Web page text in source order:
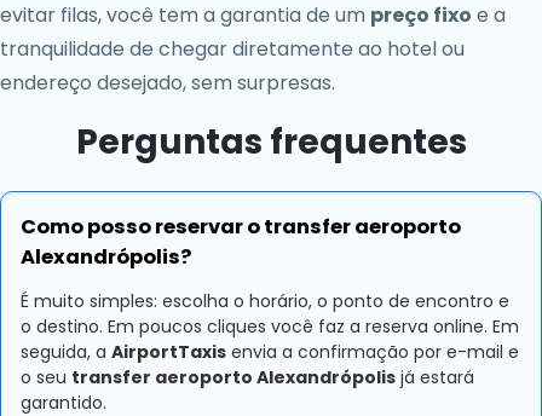
evitar filas, você tem a garantia de um preço fixo e a
tranquilidade de chegar diretamente ao hotel ou
endereço desejado, sem surpresas.
Perguntas frequentes
Como posso reservar o transfer aeroporto
Alexandrópolis?
É muito simples: escolha o horário, o ponto de encontro e
o destino. Em poucos cliques você faz a reserva online. Em
seguida, a AirportTaxis envia a confirmação por e-mail e
o seu transfer aeroporto Alexandrópolis já estará
garantido.